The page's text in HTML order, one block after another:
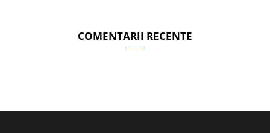
COMENTARII RECENTE